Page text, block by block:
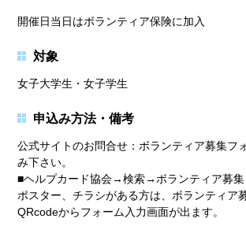
開催日当日はボランティア保険に加入
対象
女子大学生・女子学生
申込み方法・備考
公式サイトのお問合せ：ボランティア募集フ
み下さい。
■ヘルプカード協会→検索→ボランティア募集
ポスター、チラシがある方は、ボランティア
QRcodeからフォーム入力画面が出ます。